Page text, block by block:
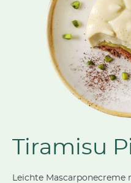
Tiramisu
Leichte